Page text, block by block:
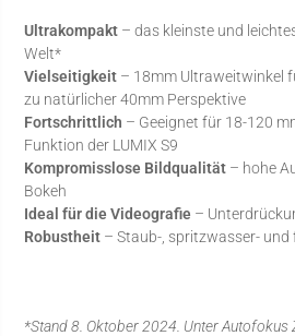
Ultrakompakt – das kleinste und
Welt*
Vielseitigkeit – 18mm Ultraweitwinkel
zu natürlicher 40mm Perspektive
Fortschrittlich – Geeignet für 18-120
Funktion der LUMIX S9
Kompromisslose Bildqualität – hohe
Bokeh
Ideal für die Videografie –
Robustheit – Staub-, spritzwasser-
*Stand 8. Oktober 2024. Unter